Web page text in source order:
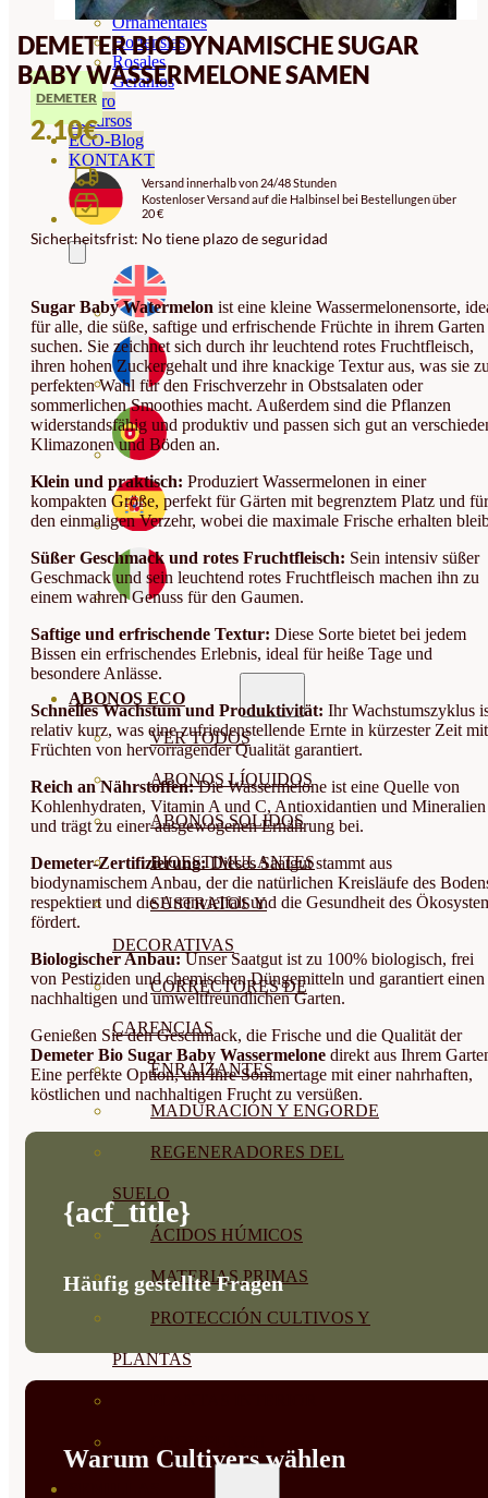
Ornamentales
Hortensias
Rosales
Geranios
Vivero
Recursos
ECO-Blog
KONTAKT
ABONOS ECO
VER TODOS
ABONOS LÍQUIDOS
ABONOS SOLIDOS
BIOESTIMULANTES
SUSTRATOS Y
DECORATIVAS
CORRECTORES DE
CARENCIAS
ENRAIZANTES
MADURACIÓN Y ENGORDE
REGENERADORES DEL
SUELO
ÁCIDOS HÚMICOS
MATERIAS PRIMAS
PROTECCIÓN CULTIVOS Y
PLANTAS
DEMETER BIODYNAMISCHE SUGAR
BABY WASSERMELONE SAMEN
DEMETER
2.10€
Versand innerhalb von 24/48 Stunden
Kostenloser Versand auf die Halbinsel bei Bestellungen über
20 €
Sicherheitsfrist: No tiene plazo de seguridad
Sugar Baby Watermelon ist eine kleine Wassermelonensorte,
für alle, die süße, saftige und erfrischende Früchte in ihrem Garten
suchen. Sie zeichnet sich durch ihr leuchtend rotes Fruchtfleisch,
ihren hohen Zuckergehalt und ihre knackige Textur aus, was sie
perfekten Wahl für den Frischverzehr in Obstsalaten oder
sommerlichen Smoothies macht. Außerdem sind die Pflanzen
widerstandsfähig und produktiv und passen sich gut an
Klimazonen und Böden an.
Klein und praktisch: Produziert Wassermelonen in einer
kompakten Größe, perfekt für Gärten mit begrenztem Platz und für
den einmaligen Verzehr, wobei die maximale Frische erhalten
Süßer Geschmack und rotes Fruchtfleisch: Sein intensiv süßer
Geschmack und sein leuchtend rotes Fruchtfleisch machen ihn zu
einem wahren Genuss für den Gaumen.
Saftige und erfrischende Textur: Diese Sorte bietet bei jedem
Bissen ein erfrischendes Erlebnis, ideal für heiße Tage und
besondere Anlässe.
Schnelles Wachstum und Produktivität: Ihr Wachstumszyklus
relativ kurz, was eine zufriedenstellende Ernte in kürzester Zeit mit
Früchten von hervorragender Qualität garantiert.
Reich an Nährstoffen:Die Wassermelone ist eine Quelle von
Kohlenhydraten, Vitamin A und C, Antioxidantien und Mineralien
und trägt zu einer ausgewogenen Ernährung bei.
Demeter-Zertifizierung:Dieses Saatgut stammt aus
biodynamischem Anbau, der die natürlichen Kreisläufe des
respektiert und die Artenvielfalt und die Gesundheit des
fördert.
Biologischer Anbau:Unser Saatgut ist zu 100% biologisch, frei
von Pestiziden und chemischen Düngemitteln und garantiert einen
nachhaltigen und umweltfreundlichen Garten.
Genießen Sie den Geschmack, die Frische und die Qualität der
Demeter Bio Sugar Baby Wassermelone direkt aus Ihrem
Eine perfekte Option, um Ihre Sommertage mit einer nahrhaften,
köstlichen und nachhaltigen Frucht zu versüßen.
{acf_title}
Häufig gestellte Fragen
Warum Cultivers wählen